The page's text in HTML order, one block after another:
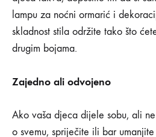
lampu za noćni ormarić i
skladnost stila održite tako što
drugim bojama.
Zajedno ali odvojeno
Ako vaša djeca dijele sobu, ali
o svemu, spriječite ili bar